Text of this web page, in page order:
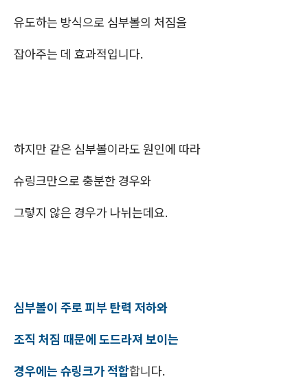
유도하는 방식으로 심부볼의 처짐을
잡아주는 데 효과적입니다.
하지만 같은 심부볼이라도 원인에 따라
슈링크만으로 충분한 경우와
그렇지 않은 경우가 나뉘는데요.
심부볼이 주로 피부 탄력 저하와
조직 처짐 때문에 도드라져 보이는
경우에는 슈링크가 적합합니다.